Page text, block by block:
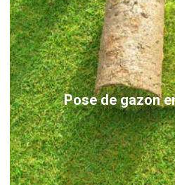
Pose de gazon